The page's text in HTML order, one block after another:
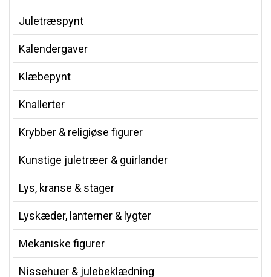
Juletræspynt
Kalendergaver
Klæbepynt
Knallerter
Krybber & religiøse figurer
Kunstige juletræer & guirlander
Lys, kranse & stager
Lyskæder, lanterner & lygter
Mekaniske figurer
Nissehuer & julebeklædning